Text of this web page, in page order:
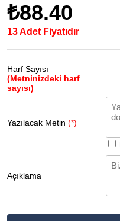
₺88.40
13 Adet Fiyatıdır
Harf Sayısı
(Metninizdeki harf
sayısı)
Yazılacak Metin (*)
Açıklama